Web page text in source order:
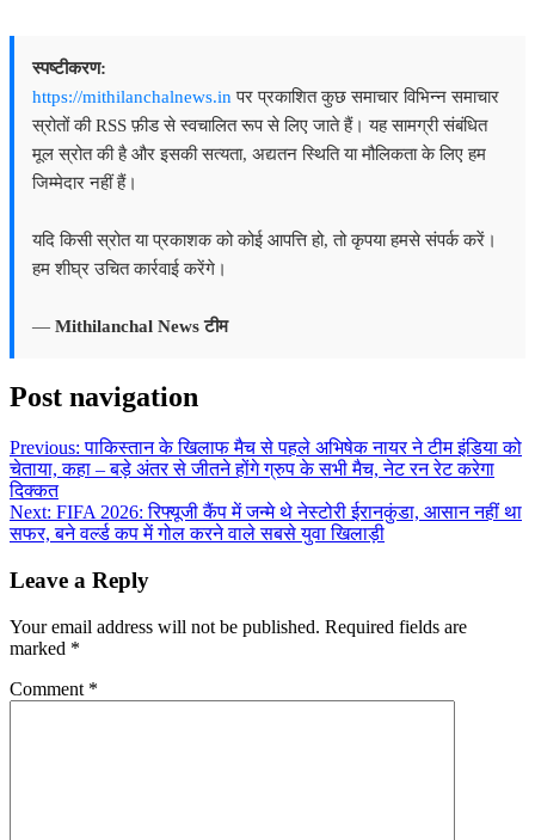
स्पष्टीकरण:
https://mithilanchalnews.in पर प्रकाशित कुछ समाचार विभिन्न समाचार
स्रोतों की RSS फ़ीड से स्वचालित रूप से लिए जाते हैं। यह सामग्री संबंधित
मूल स्रोत की है और इसकी सत्यता, अद्यतन स्थिति या मौलिकता के लिए हम
जिम्मेदार नहीं हैं।
यदि किसी स्रोत या प्रकाशक को कोई आपत्ति हो, तो कृपया हमसे संपर्क करें।
हम शीघ्र उचित कार्रवाई करेंगे।
— Mithilanchal News टीम
Post navigation
Previous: पाकिस्तान के खिलाफ मैच से पहले अभिषेक नायर ने टीम इंडिया को
चेताया, कहा – बड़े अंतर से जीतने होंगे ग्रुप के सभी मैच, नेट रन रेट करेगा
दिक्कत
Next: FIFA 2026: रिफ्यूजी कैंप में जन्मे थे नेस्टोरी ईरानकुंडा, आसान नहीं था
सफर, बने वर्ल्ड कप में गोल करने वाले सबसे युवा खिलाड़ी
Leave a Reply
Your email address will not be published. Required fields are
marked *
Comment *